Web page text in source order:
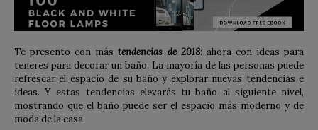
Te presento con mástendencias de 2018: ahora con ideas para
teneres para decorar un baño. La mayoría de las personas puede
refrescar el espacio de su baño y explorar nuevas tendencias e
ideas. Y estas tendencias elevarás tu baño al siguiente nivel,
mostrando que el baño puede ser el espacio más moderno y de
moda de la casa.